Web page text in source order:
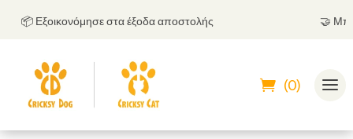
📦 Εξοικονόμησε στα έξοδα αποστολής
(0)